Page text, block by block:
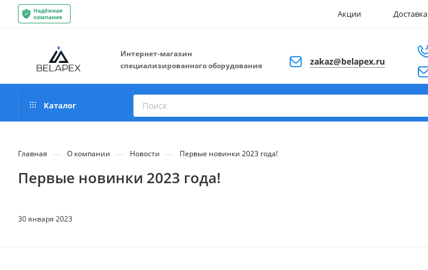
Акции Доставка
Интернет-магазин
специализированного оборудования
zakaz@belapex.ru
Каталог
Главная — О компании — Новости — Первые новинки 2023 года!
Первые новинки 2023 года!
30 января 2023